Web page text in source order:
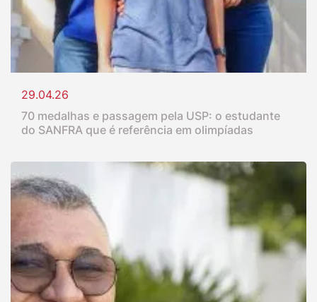
29.04.26
70 medalhas e passagem pela USP: o estudante
do SANFRA que é referência em olimpíadas